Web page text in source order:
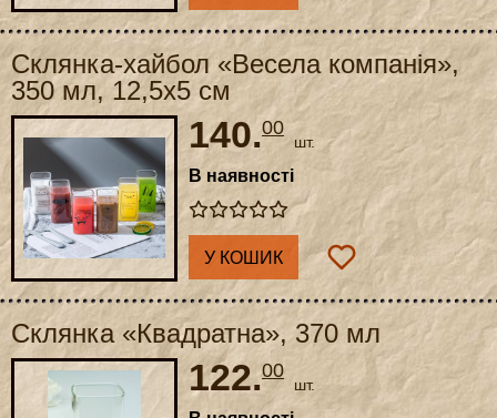
Склянка-хайбол «Весела компанія»,
350 мл, 12,5x5 см
140.00
шт.
В наявності
У КОШИК
Склянка «Квадратна», 370 мл
122.00
шт.